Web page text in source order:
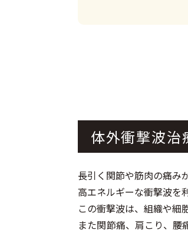
体外衝撃波治
長引く関節や筋肉の痛み
高エネルギーな衝撃波を
この衝撃波は、組織や細
また関節痛、肩こり、